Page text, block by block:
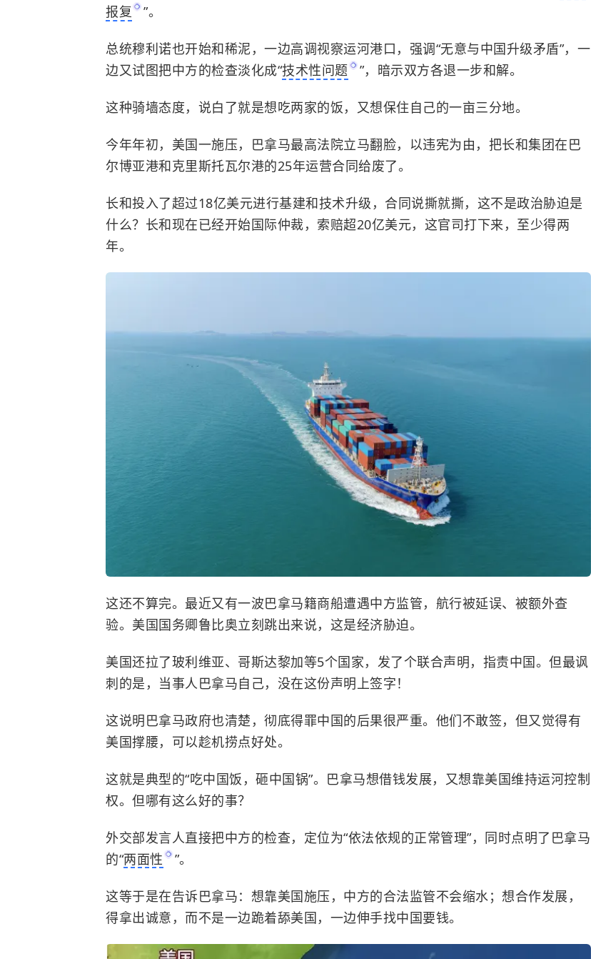
报复
”。
总统穆利诺也开始和稀泥，一边高调视察运河港口，强调“无意与中国升级矛盾”，一
边又试图把中方的检查淡化成“技术性问题 ”，暗示双方各退一步和解。
这种骑墙态度，说白了就是想吃两家的饭，又想保住自己的一亩三分地。
今年年初，美国一施压，巴拿马最高法院立马翻脸，以违宪为由，把长和集团在巴
尔博亚港和克里斯托瓦尔港的25年运营合同给废了。
长和投入了超过18亿美元进行基建和技术升级，合同说撕就撕，这不是政治胁迫是
什么？长和现在已经开始国际仲裁，索赔超20亿美元，这官司打下来，至少得两
年。
这还不算完。最近又有一波巴拿马籍商船遭遇中方监管，航行被延误、被额外查
验。美国国务卿鲁比奥立刻跳出来说，这是经济胁迫。
美国还拉了玻利维亚、 哥斯达黎加等5个国家，发了个联合声明，指责中国。但最讽
刺的是，当事人巴拿马自己，没在这份声明上签字！
这说明巴拿马政府也清楚，彻底得罪中国的后果很严重。他们不敢签，但又觉得有
美国撑腰，可以趁机捞点好处。
这就是典型的“吃中国饭，砸中国锅”。巴拿马想借钱发展，又想靠美国维持运河控制
权。但哪有这么好的事？
外交部发言人直接把中方的检查，定位为“依法依规的正常管理”，同时点明了巴拿马
的“两面性 ”。
这等于是在告诉巴拿马：想靠美国施压，中方的合法监管不会缩水；想合作发展，
得拿出诚意，而不是一边跪着舔美国，一边伸手找中国要钱。